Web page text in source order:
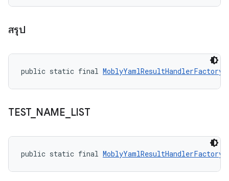
สรุป
public static final
TEST_ NAME LIST
public static final